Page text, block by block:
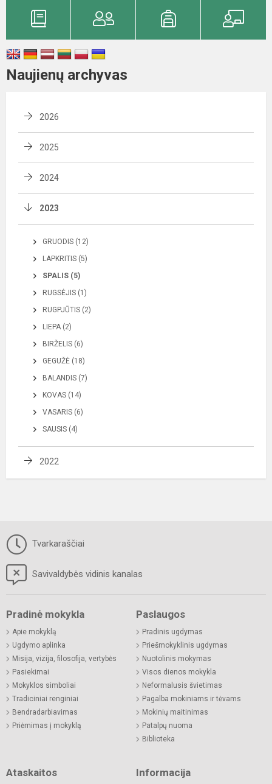
Naujienų archyvas
2026
2025
2024
2023
GRUODIS (12)
LAPKRITIS (5)
SPALIS (5)
RUGSĖJIS (1)
RUGPJŪTIS (2)
LIEPA (2)
BIRŽELIS (6)
GEGUŽĖ (18)
BALANDIS (7)
KOVAS (14)
VASARIS (6)
SAUSIS (4)
2022
Tvarkaraščiai
Savivaldybės vidinis kanalas
Pradinė mokykla
Apie mokyklą
Ugdymo aplinka
Misija, vizija, filosofija, vertybės
Pasiekimai
Mokyklos simboliai
Tradiciniai renginiai
Bendradarbiavimas
Priėmimas į mokyklą
Paslaugos
Pradinis ugdymas
Priešmokyklinis ugdymas
Nuotolinis mokymas
Visos dienos mokykla
Neformalusis švietimas
Pagalba mokiniams ir tėvams
Mokinių maitinimas
Patalpų nuoma
Biblioteka
Ataskaitos Informacija